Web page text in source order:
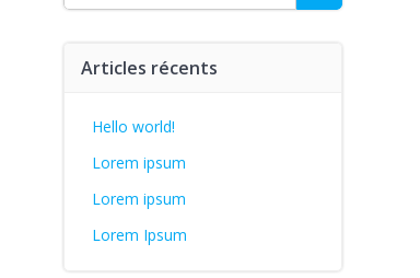
Articles récents
Hello world!
Lorem ipsum
Lorem ipsum
Lorem Ipsum